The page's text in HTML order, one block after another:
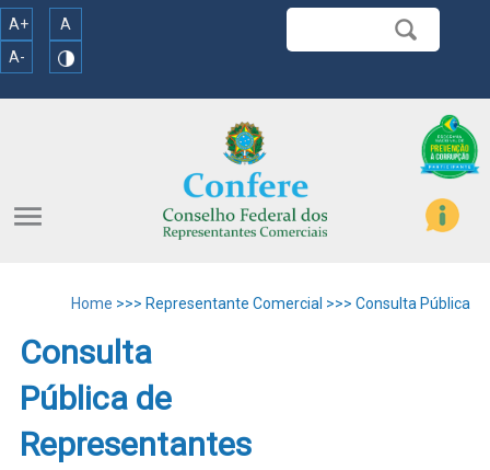
A+
A
A-
menu
Home >>> Representante Comercial >>> Consulta Pública
Consulta
Pública de
Representantes